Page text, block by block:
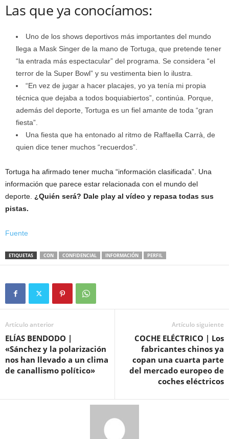
Las que ya conocíamos:
Uno de los shows deportivos más importantes del mundo
llega a Mask Singer de la mano de Tortuga, que pretende tener
“la entrada más espectacular” del programa. Se considera “el
terror de la Super Bowl” y su vestimenta bien lo ilustra.
“En vez de jugar a hacer placajes, yo ya tenía mi propia
técnica que dejaba a todos boquiabiertos”, continúa. Porque,
además del deporte, Tortuga es un fiel amante de toda “gran
fiesta”.
Una fiesta que ha entonado al ritmo de Raffaella Carrà, de
quien dice tener muchos “recuerdos”.
Tortuga ha afirmado tener mucha “información clasificada”. Una
información que parece estar relacionada con el mundo del
deporte. ¿Quién será? Dale play al vídeo y repasa todas sus
pistas.
Fuente
ETIQUETAS CON CONFIDENCIAL INFORMACIÓN PERFIL
Artículo anterior
ELÍAS BENDODO |
«Sánchez y la polarización
nos han llevado a un clima
de canallismo político»
Artículo siguiente
COCHE ELÉCTRICO | Los
fabricantes chinos ya
copan una cuarta parte
del mercado europeo de
coches eléctricos